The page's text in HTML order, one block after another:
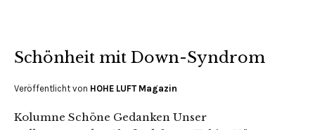
Schönheit mit Down-Syndrom
Veröffentlicht von HOHE LUFT Magazin
Kolumne Schöne Gedanken Unser